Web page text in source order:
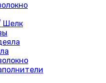
Шелк